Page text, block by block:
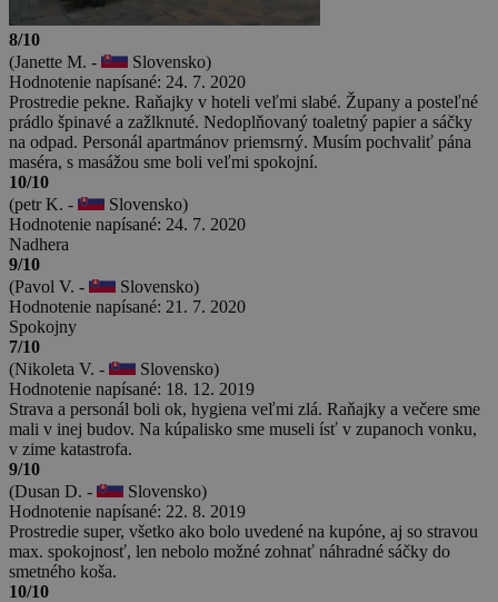
8/10
(Janette M. -
Slovensko)
Hodnotenie napísané: 24. 7. 2020
Prostredie pekne. Raňajky v hoteli veľmi slabé. Župany a posteľné
prádlo špinavé a zažlknuté. Nedoplňovaný toaletný papier a sáčky
na odpad. Personál apartmánov priemsrný. Musím pochvaliť pána
maséra, s masážou sme boli veľmi spokojní.
10/10
(petr K. -
Slovensko)
Hodnotenie napísané: 24. 7. 2020
Nadhera
9/10
(Pavol V. -
Slovensko)
Hodnotenie napísané: 21. 7. 2020
Spokojny
7/10
(Nikoleta V. -
Slovensko)
Hodnotenie napísané: 18. 12. 2019
Strava a personál boli ok, hygiena veľmi zlá. Raňajky a večere sme
mali v inej budov. Na kúpalisko sme museli ísť v zupanoch vonku,
v zime katastrofa.
9/10
(Dusan D. -
Slovensko)
Hodnotenie napísané: 22. 8. 2019
Prostredie super, všetko ako bolo uvedené na kupóne, aj so stravou
max. spokojnosť, len nebolo možné zohnať náhradné sáčky do
smetného koša.
10/10